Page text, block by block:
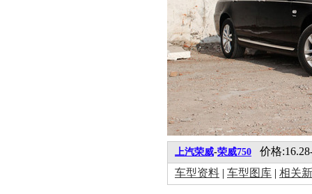
上汽荣威-荣威750 价格
车型资料 | 车型图库 | 相关